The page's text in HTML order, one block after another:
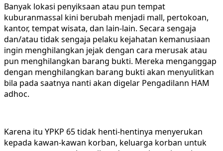
Banyak lokasi penyiksaan atau pun tempat
kuburanmassal kini berubah menjadi mall, pertokoan,
kantor, tempat wisata, dan lain-lain. Secara sengaja
dan/atau tidak sengaja pelaku kejahatan kemanusiaan
ingin menghilangkan jejak dengan cara merusak atau
pun menghilangkan barang bukti. Mereka menganggap
dengan menghilangkan barang bukti akan menyulitkan
bila pada saatnya nanti akan digelar Pengadilann HAM
adhoc.
Karena itu YPKP 65 tidak henti-hentinya menyerukan
kepada kawan-kawan korban, keluarga korban untuk